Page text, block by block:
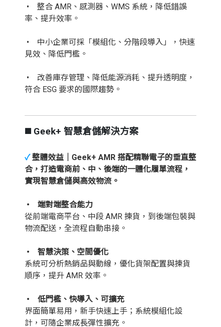
• 整合 AMR、感測器、WMS 系統，降低錯誤
率、提升效率。
• 中小企業可採「模組化、分階段導入」，快速
見效、降低門檻。
• 改善庫存管理、降低能源消耗、提升透明度，
符合 ESG 要求的國際趨勢。
◼️ Geek+ 智慧倉儲解決方案
✓ 整體效益｜Geek+ AMR 搭配精聯電子的垂直整
合，打造電商前、中、後端的一體化履單流程，
實現智慧倉儲與高效物流。
• 端對端整合能力
從前端電商平台、中段 AMR 揀貨，到後端包裝與
物流配送，全流程自動串接。
• 智慧決策、空間優化
系統可分析熱銷品與動線，優化貨架配置與揀貨
順序，提升 AMR 效率。
• 低門檻、快導入、可擴充
界面簡單易用，新手快速上手；系統模組化設
計，可隨企業成長彈性擴充。